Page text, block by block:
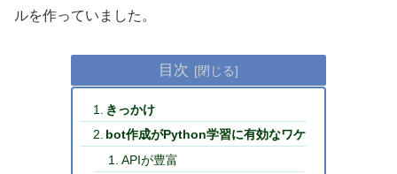
ルを作っていました。
目次
きっかけ
bot作成がPython学習に有効なワケ
APIが豊富